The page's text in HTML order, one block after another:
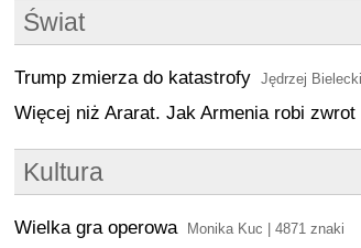
Świat
Trump zmierza do katastrofy Jędrzej
Więcej niż Ararat. Jak Armenia robi zwrot
Kultura
Wielka gra operowa Monika Kuc | 4871 znaki